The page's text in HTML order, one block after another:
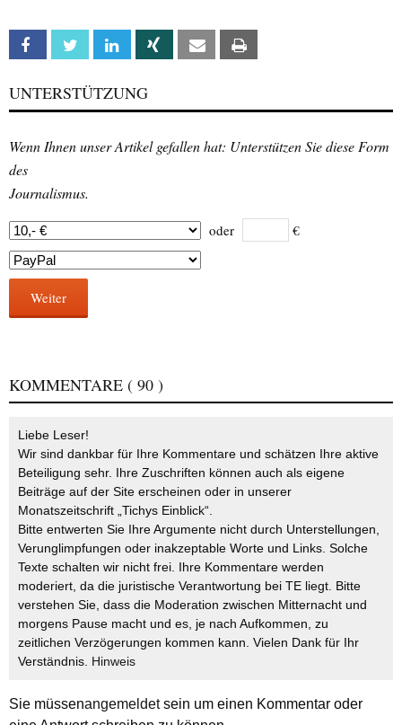
Facebook Twitter Linkedin Xing Email
UNTERSTÜTZUNG
Wenn Ihnen unser Artikel gefallen hat: Unterstützen Sie diese Form
des
Journalismus.
oder €
Weiter
KOMMENTARE ( 90 )
Liebe Leser!
Wir sind dankbar für Ihre Kommentare und schätzen Ihre aktive
Beteiligung sehr. Ihre Zuschriften können auch als eigene
Beiträge auf der Site erscheinen oder in unserer
Monatszeitschrift „Tichys Einblick“.
Bitte entwerten Sie Ihre Argumente nicht durch Unterstellungen,
Verunglimpfungen oder inakzeptable Worte und Links. Solche
Texte schalten wir nicht frei. Ihre Kommentare werden
moderiert, da die juristische Verantwortung bei TE liegt. Bitte
verstehen Sie, dass die Moderation zwischen Mitternacht und
morgens Pause macht und es, je nach Aufkommen, zu
zeitlichen Verzögerungen kommen kann. Vielen Dank für Ihr
Verständnis. Hinweis
Sie müssenangemeldetsein um einen Kommentar oder